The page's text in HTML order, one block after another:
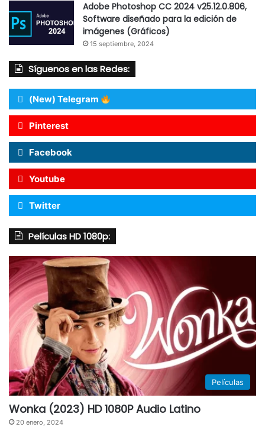
Adobe Photoshop CC 2024 v25.12.0.806,
Software diseñado para la edición de
imágenes (Gráficos)
15 septiembre, 2024
Síguenos en las Redes:
(New) Telegram
Pinterest
Facebook
Youtube
Twitter
Películas HD 1080p:
Películas
Wonka (2023) HD 1080P Audio Latino
20 enero, 2024